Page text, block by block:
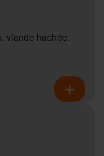
viande hachée,